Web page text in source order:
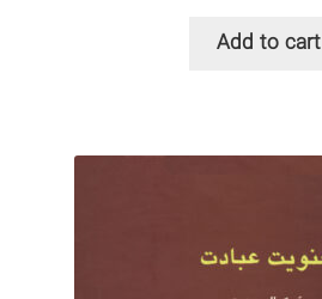
Add to cart